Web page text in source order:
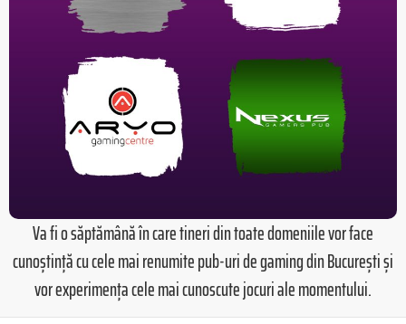
Va fi o săptămână în care tineri din toate domeniile vor face
cunoștință cu cele mai renumite pub-uri de gaming din București și
vor experimența cele mai cunoscute jocuri ale momentului.